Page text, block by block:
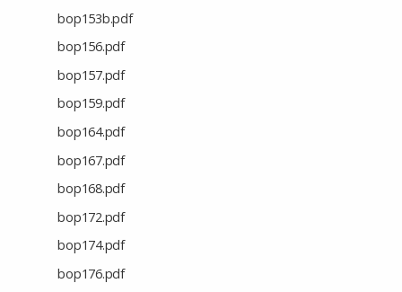
bop153b.pdf
bop156.pdf
bop157.pdf
bop159.pdf
bop164.pdf
bop167.pdf
bop168.pdf
bop172.pdf
bop174.pdf
bop176.pdf